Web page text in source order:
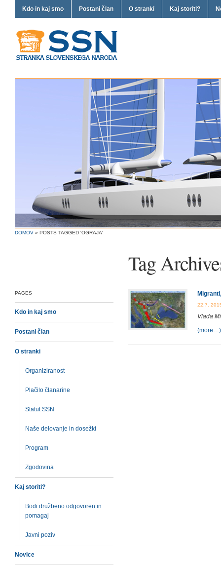
Kdo in kaj smo Postani član O stranki Kaj storiti?
DOMOV » POSTS TAGGED 'OGRAJA'
Tag
PAGES
Kdo in kaj smo
Postani član
O stranki
Organiziranost
Plačilo članarine
Statut SSN
Naše delovanje in dosežki
Program
Zgodovina
Kaj storiti?
Bodi družbeno odgovoren in
pomagaj
Javni poziv
Novice
22.7.
Vlada
(more…)